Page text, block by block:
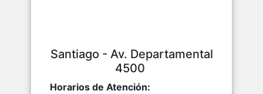
Santiago - Av. Departamental
4500
Horarios de Atención: